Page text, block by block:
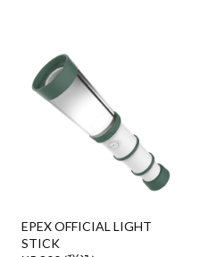
EPEX OFFICIAL LIGHT
STICK